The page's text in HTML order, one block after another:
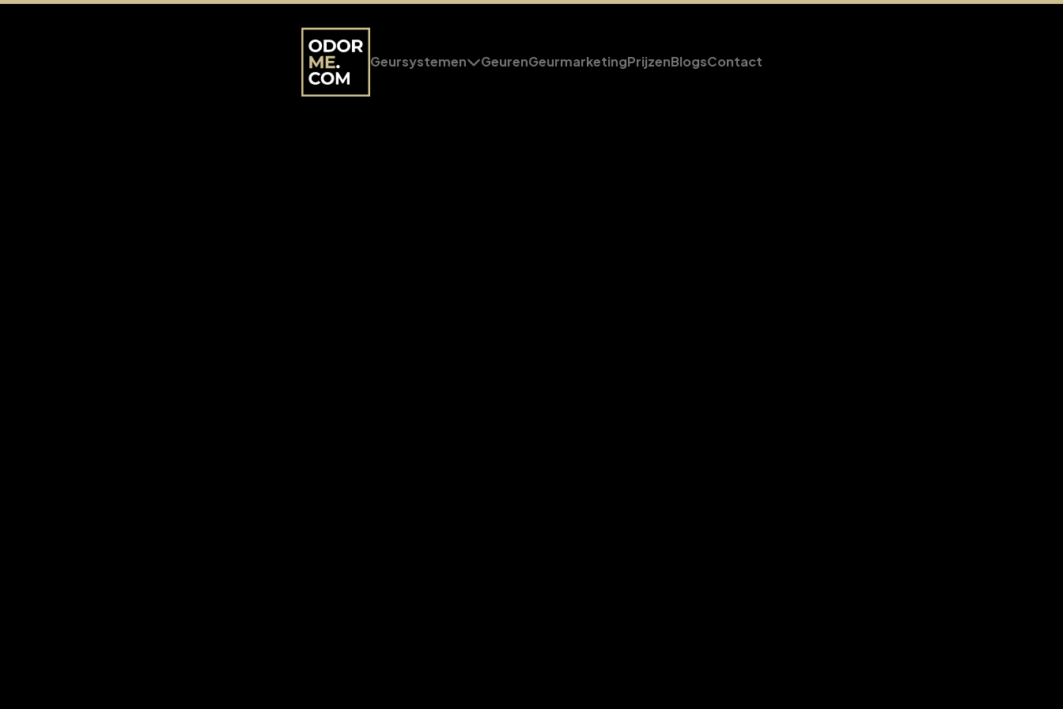
Geursystemen GeurenGeurmarketingPrijzenBlogsContact